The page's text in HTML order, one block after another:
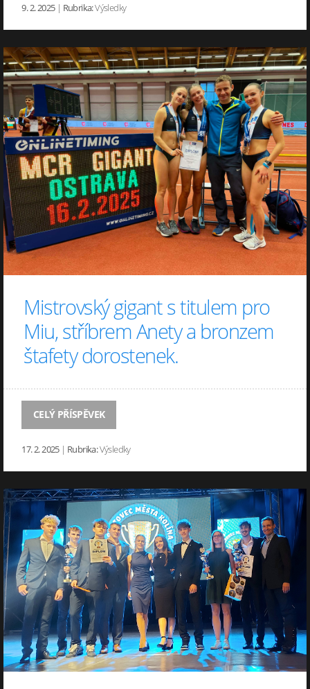
9. 2. 2025 | Rubrika:Výsledky
Mistrovský gigant s titulem pro
Miu, stříbrem Anety a bronzem
štafety dorostenek.
CELÝ PŘÍSPĚVEK
17. 2. 2025 | Rubrika:Výsledky